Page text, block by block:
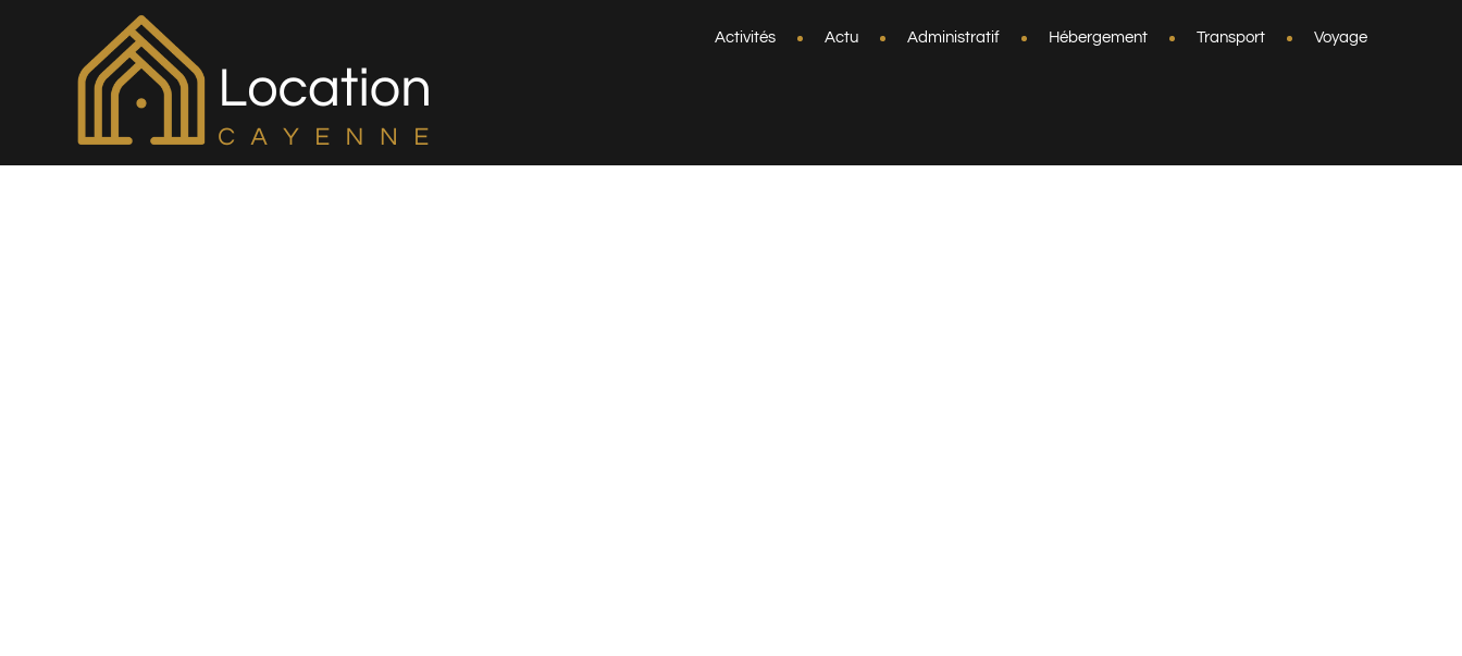
Activités Actu Administratif Hébergement Transport Voyage